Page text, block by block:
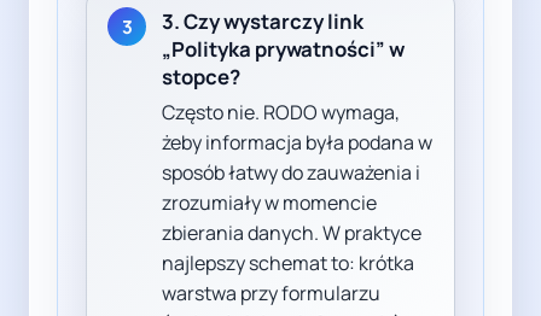
3
3. Czy wystarczy link
„Polityka prywatności” w
stopce?
Często nie. RODO wymaga,
żeby informacja była podana w
sposób łatwy do zauważenia i
zrozumiały w momencie
zbierania danych. W praktyce
najlepszy schemat to: krótka
warstwa przy formularzu